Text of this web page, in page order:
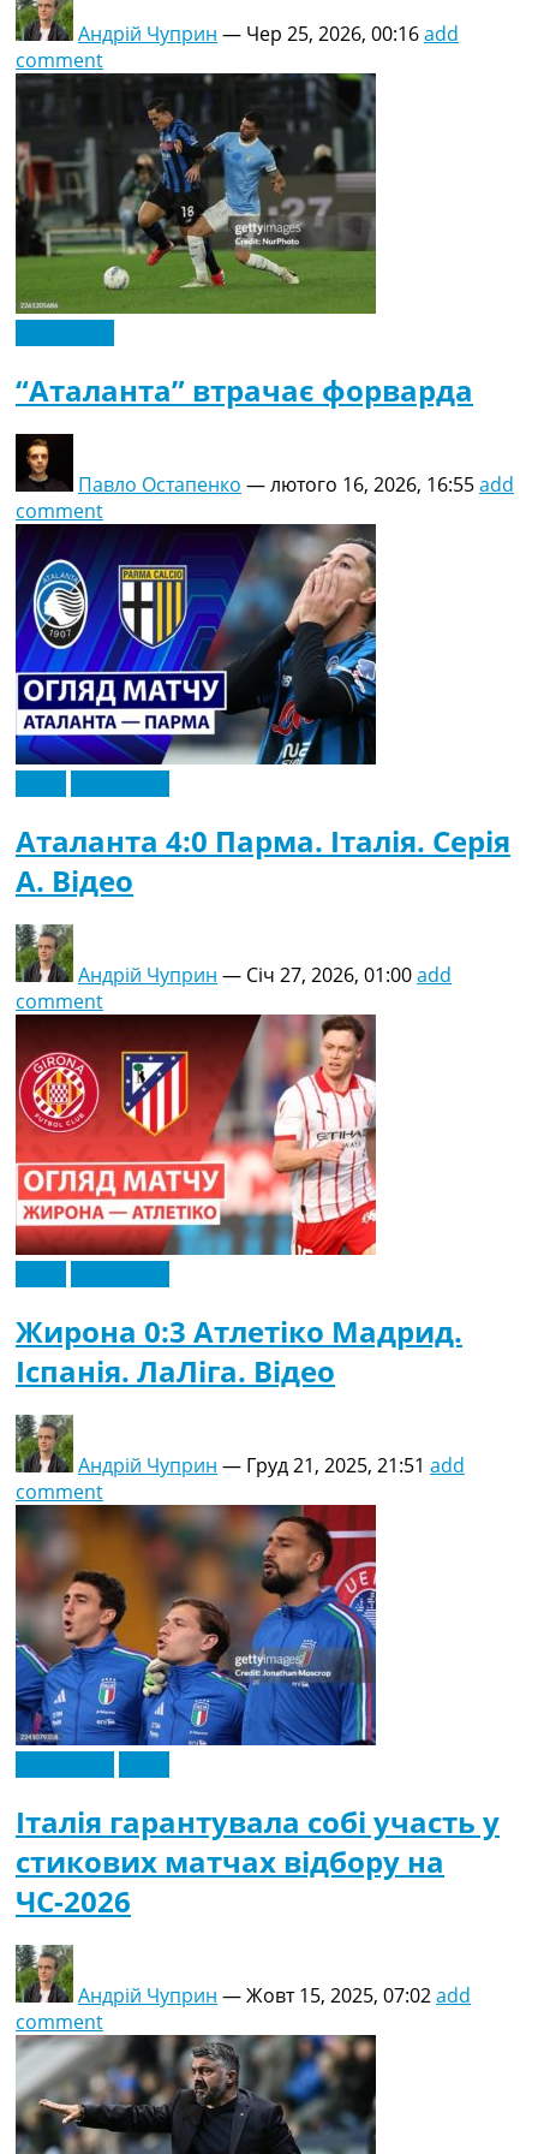
Андрій Чуприн — Чер 25, 2026, 00:16add
comment
“Аталанта” втрачає форварда
Павло Остапенко —лютого 16, 2026, 16:55add
comment
Аталанта 4:0 Парма. Італія. Серія
A. Відео
Андрій Чуприн — Січ 27, 2026, 01:00add
comment
Жирона 0:3 Атлетіко Мадрид.
Іспанія. ЛаЛіга. Відео
Андрій Чуприн — Груд 21, 2025, 21:51 add
comment
Італія гарантувала собі участь у
стикових матчах відбору на
ЧС-2026
Андрій Чуприн —Жовт 15, 2025, 07:02add
comment